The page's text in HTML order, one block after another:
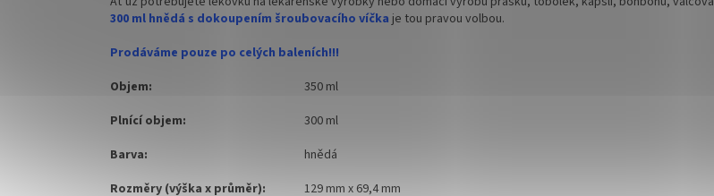
300 ml hnědá s dokoupením šroubovacího víčka je tou pravou volbou.
Prodáváme pouze po celých baleních!!!
Objem:
350 ml
Plnící objem:
300 ml
Barva:
hnědá
Rozměry (výška x průměr):
129 mm x 69,4 mm